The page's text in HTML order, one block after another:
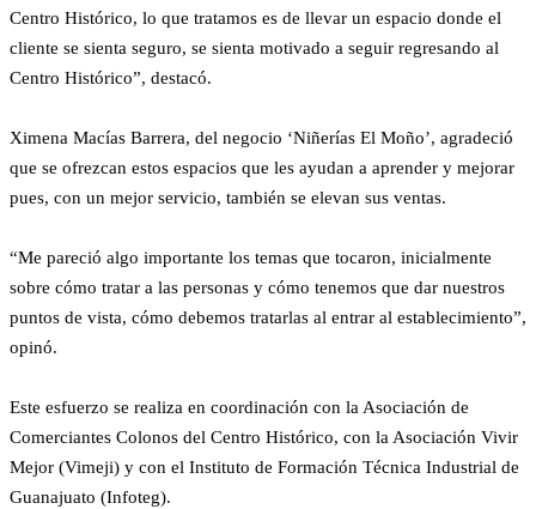
Centro Histórico, lo que tratamos es de llevar un espacio donde el
cliente se sienta seguro, se sienta motivado a seguir regresando al
Centro Histórico”, destacó.
Ximena Macías Barrera, del negocio ‘Niñerías El Moño’, agradeció
que se ofrezcan estos espacios que les ayudan a aprender y mejorar
pues, con un mejor servicio, también se elevan sus ventas.
“Me pareció algo importante los temas que tocaron, inicialmente
sobre cómo tratar a las personas y cómo tenemos que dar nuestros
puntos de vista, cómo debemos tratarlas al entrar al establecimiento”,
opinó.
Este esfuerzo se realiza en coordinación con la Asociación de
Comerciantes Colonos del Centro Histórico, con la Asociación Vivir
Mejor (Vimeji) y con el Instituto de Formación Técnica Industrial de
Guanajuato (Infoteg).